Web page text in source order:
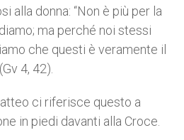
alla donna: “Non è più per la
ma perché noi stessi
che questi è veramente il
4, 42).
ci riferisce questo a
in piedi davanti alla Croce.